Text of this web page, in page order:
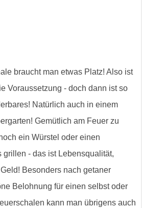
braucht man etwas Platz! Also ist
Voraussetzung - doch dann ist so
Natürlich auch in einem
Gemütlich am Feuer zu
ein Würstel oder einen
grillen - das ist Lebensqualität,
Besonders nach getaner
Belohnung für einen selbst oder
kann man übrigens auch